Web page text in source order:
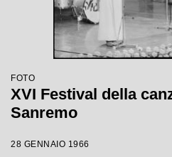
FOTO
XVI Festival della
Sanremo
28 GENNAIO 1966